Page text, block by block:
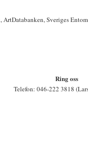
Sveriges
Ring oss
Telefon: 046-222 3818